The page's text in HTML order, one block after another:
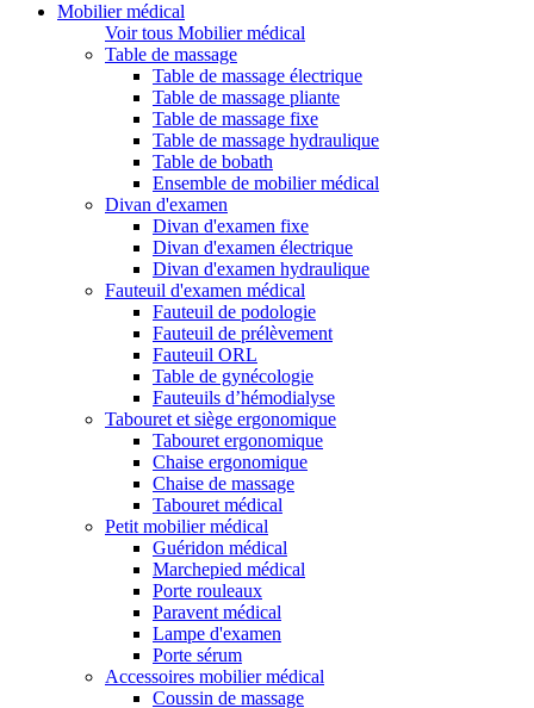
Mobilier médical
Voir tous Mobilier médical
Table de massage
Table de massage électrique
Table de massage pliante
Table de massage fixe
Table de massage hydraulique
Table de bobath
Ensemble de mobilier médical
Divan d'examen
Divan d'examen fixe
Divan d'examen électrique
Divan d'examen hydraulique
Fauteuil d'examen médical
Fauteuil de podologie
Fauteuil de prélèvement
Fauteuil ORL
Table de gynécologie
Fauteuils d’hémodialyse
Tabouret et siège ergonomique
Tabouret ergonomique
Chaise ergonomique
Chaise de massage
Tabouret médical
Petit mobilier médical
Guéridon médical
Marchepied médical
Porte rouleaux
Paravent médical
Lampe d'examen
Porte sérum
Accessoires mobilier médical
Coussin de massage